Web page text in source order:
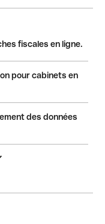
fiscales en ligne.
pour cabinets en
des données